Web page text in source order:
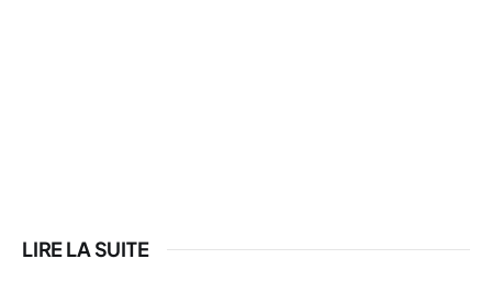
LIRE LA SUITE